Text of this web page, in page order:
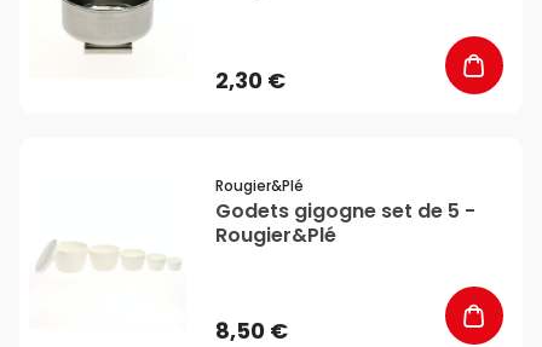
2,30 €
Rougier&plé
Godets gigogne set de 5 -
Rougier&Plé
8,50 €